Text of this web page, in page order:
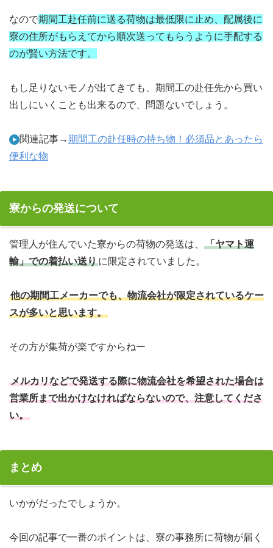
なので期間工赴任前に送る荷物は最低限に止め、配属後に
寮の住所がもらえてから順次送ってもらうように手配する
のが賢い方法です。
もし足りないモノが出てきても、期間工の赴任先から買い
出しにいくことも出来るので、問題ないでしょう。
関連記事→期間工の赴任時の持ち物！必須品とあったら
便利な物
寮からの発送について
管理人が住んでいた寮からの荷物の発送は、
「ヤマト運
輸」での着払い送りに限定されていました。
他の期間工メーカーでも、物流会社が限定されているケー
スが多いと思います。
その方が集荷が楽ですからねー
メルカリなどで発送する際に物流会社を希望された場合は
営業所まで出かけなければならないので、注意してくださ
い。
まとめ
いかがだったでしょうか。
今回の記事で一番のポイントは、寮の事務所に荷物が届く